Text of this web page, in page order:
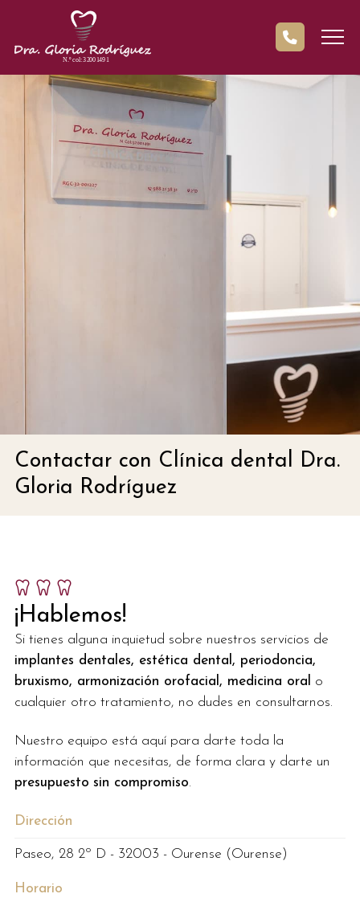
Contactar con Clínica dental Dra.
Gloria Rodríguez
¡Hablemos!
Si tienes alguna inquietud sobre nuestros servicios de
implantes dentales, estética dental, periodoncia,
bruxismo, armonización orofacial, medicina oral
o
cualquier otro tratamiento, no dudes en consultarnos.
Nuestro equipo está aquí para darte toda la
información que necesitas, de forma clara y darte un
presupuesto sin compromiso.
Dirección
Paseo, 28 2º D - 32003 - Ourense (Ourense)
Horario